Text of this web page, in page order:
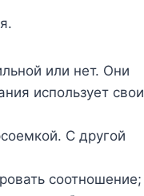
или нет. Они
использует свои
С другой
соотношение;